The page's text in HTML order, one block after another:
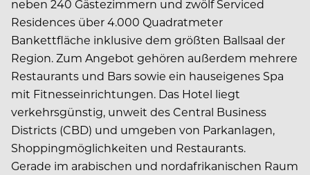
neben 240 Gästezimmern und zwölf Serviced
Residences über 4.000 Quadratmeter
Bankettfläche inklusive dem größten Ballsaal der
Region. Zum Angebot gehören außerdem mehrere
Restaurants und Bars sowie ein hauseigenes Spa
mit Fitnesseinrichtungen. Das Hotel liegt
verkehrsgünstig, unweit des Central Business
Districts (CBD) und umgeben von Parkanlagen,
Shoppingmöglichkeiten und Restaurants.
Gerade im arabischen und nordafrikanischen Raum